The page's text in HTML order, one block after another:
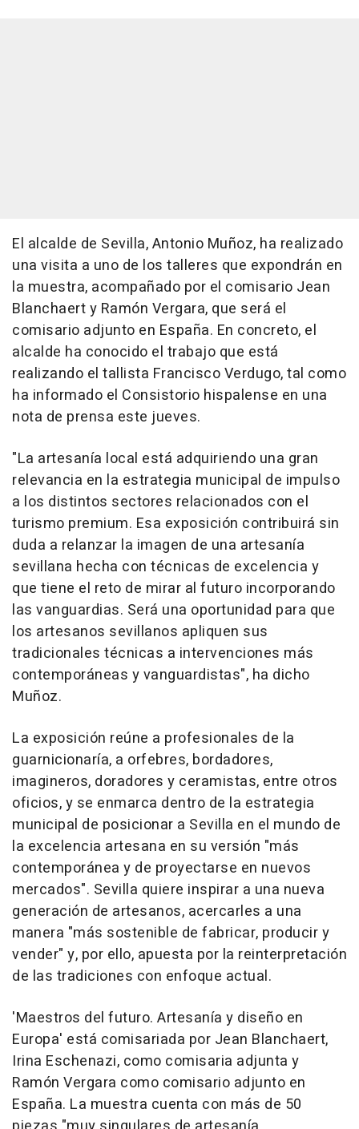
El alcalde de Sevilla, Antonio Muñoz, ha realizado
una visita a uno de los talleres que expondrán en
la muestra, acompañado por el comisario Jean
Blanchaert y Ramón Vergara, que será el
comisario adjunto en España. En concreto, el
alcalde ha conocido el trabajo que está
realizando el tallista Francisco Verdugo, tal como
ha informado el Consistorio hispalense en una
nota de prensa este jueves.
"La artesanía local está adquiriendo una gran
relevancia en la estrategia municipal de impulso
a los distintos sectores relacionados con el
turismo premium. Esa exposición contribuirá sin
duda a relanzar la imagen de una artesanía
sevillana hecha con técnicas de excelencia y
que tiene el reto de mirar al futuro incorporando
las vanguardias. Será una oportunidad para que
los artesanos sevillanos apliquen sus
tradicionales técnicas a intervenciones más
contemporáneas y vanguardistas", ha dicho
Muñoz.
La exposición reúne a profesionales de la
guarnicionaría, a orfebres, bordadores,
imagineros, doradores y ceramistas, entre otros
oficios, y se enmarca dentro de la estrategia
municipal de posicionar a Sevilla en el mundo de
la excelencia artesana en su versión "más
contemporánea y de proyectarse en nuevos
mercados". Sevilla quiere inspirar a una nueva
generación de artesanos, acercarles a una
manera "más sostenible de fabricar, producir y
vender" y, por ello, apuesta por la reinterpretación
de las tradiciones con enfoque actual.
'Maestros del futuro. Artesanía y diseño en
Europa' está comisariada por Jean Blanchaert,
Irina Eschenazi, como comisaria adjunta y
Ramón Vergara como comisario adjunto en
España. La muestra cuenta con más de 50